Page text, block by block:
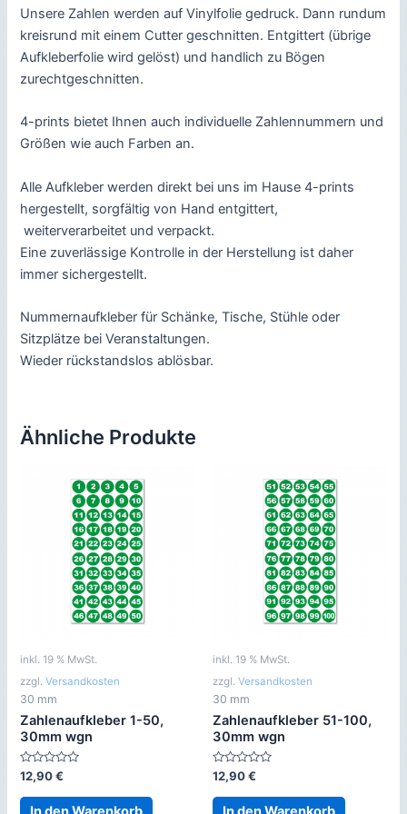
Unsere Zahlen werden auf Vinylfolie gedruck. Dann rundum
kreisrund mit einem Cutter geschnitten. Entgittert (übrige
Aufkleberfolie wird gelöst) und handlich zu Bögen
zurechtgeschnitten.
4-prints bietet Ihnen auch individuelle Zahlennummern und
Größen wie auch Farben an.
Alle Aufkleber werden direkt bei uns im Hause 4-prints
hergestellt, sorgfältig von Hand entgittert,
weiterverarbeitet und verpackt.
Eine zuverlässige Kontrolle in der Herstellung ist daher
immer sichergestellt.
Nummernaufkleber für Schänke, Tische, Stühle oder
Sitzplätze bei Veranstaltungen.
Wieder rückstandslos ablösbar.
Ähnliche Produkte
inkl. 19 % MwSt.
zzgl.Versandkosten
30 mm
Zahlenaufkleber 1-50,
30mm wgn
Bewertet
mit
0
von
12,90€
inkl. 19 % MwSt.
zzgl. Versandkosten
30 mm
Zahlenaufkleber 51-100,
30mm wgn
Bewertet
mit
0
von
12,90€